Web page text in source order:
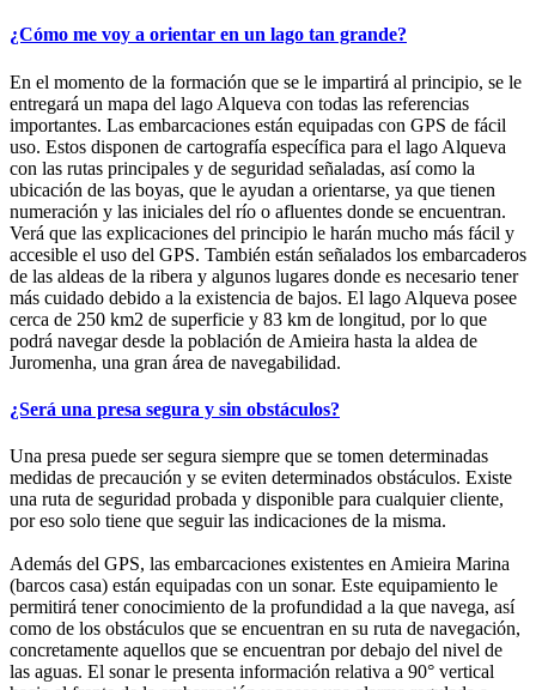
¿Cómo me voy a orientar en un lago tan grande?
En el momento de la formación que se le impartirá al principio, se le
entregará un mapa del lago Alqueva con todas las referencias
importantes. Las embarcaciones están equipadas con GPS de fácil
uso. Estos disponen de cartografía específica para el lago Alqueva
con las rutas principales y de seguridad señaladas, así como la
ubicación de las boyas, que le ayudan a orientarse, ya que tienen
numeración y las iniciales del río o afluentes donde se encuentran.
Verá que las explicaciones del principio le harán mucho más fácil y
accesible el uso del GPS. También están señalados los embarcaderos
de las aldeas de la ribera y algunos lugares donde es necesario tener
más cuidado debido a la existencia de bajos. El lago Alqueva posee
cerca de 250 km2 de superficie y 83 km de longitud, por lo que
podrá navegar desde la población de Amieira hasta la aldea de
Juromenha, una gran área de navegabilidad.
¿Será una presa segura y sin obstáculos?
Una presa puede ser segura siempre que se tomen determinadas
medidas de precaución y se eviten determinados obstáculos. Existe
una ruta de seguridad probada y disponible para cualquier cliente,
por eso solo tiene que seguir las indicaciones de la misma.
Además del GPS, las embarcaciones existentes en Amieira Marina
(barcos casa) están equipadas con un sonar. Este equipamiento le
permitirá tener conocimiento de la profundidad a la que navega, así
como de los obstáculos que se encuentran en su ruta de navegación,
concretamente aquellos que se encuentran por debajo del nivel de
las aguas. El sonar le presenta información relativa a 90° vertical